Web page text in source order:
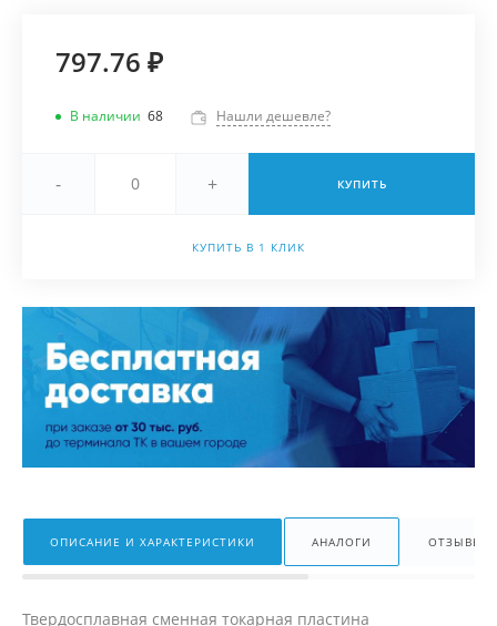
797.76 ₽
В наличии 68 Нашли дешевле?
- + КУПИТЬ
КУПИТЬ В 1 КЛИК
ОПИСАНИЕ И ХАРАКТЕРИСТИКИ АНАЛОГИ ОТЗЫВЫ
Твердосплавная сменная токарная пластина